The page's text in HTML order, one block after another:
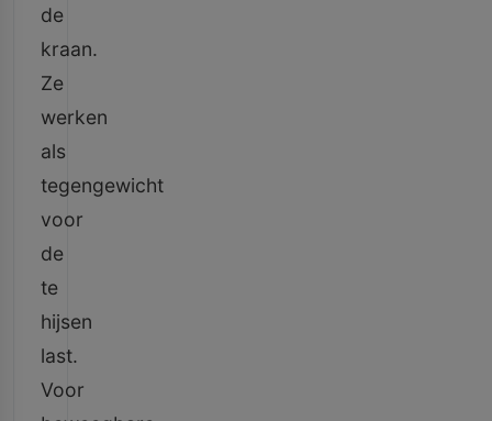
de
kraan.
Ze
werken
als
tegengewicht
voor
de
te
hijsen
last.
Voor